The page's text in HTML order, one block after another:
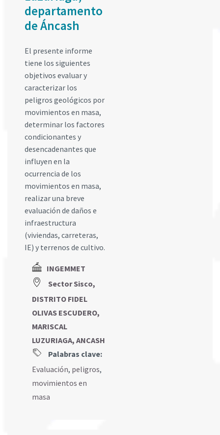
departamento
de Áncash
El presente informe
tiene los siguientes
objetivos evaluar y
caracterizar los
peligros geológicos por
movimientos en masa,
determinar los factores
condicionantes y
desencadenantes que
influyen en la
ocurrencia de los
movimientos en masa,
realizar una breve
evaluación de daños e
infraestructura
(viviendas, carreteras,
IE) y terrenos de cultivo.
INGEMMET
Sector Sisco,
DISTRITO FIDEL
OLIVAS ESCUDERO,
MARISCAL
LUZURIAGA, ANCASH
Palabras clave:
Evaluación, peligros,
movimientos en
masa